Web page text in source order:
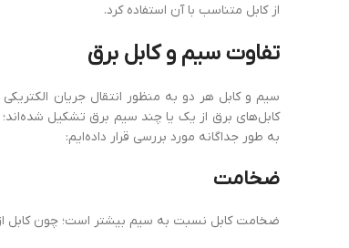
از کابل متناسب با آن استفاده کرد.
تفاوتسیم و کابل برق
سیم و کابل هر دو به منظور انتقال جریان
کابل‌های برق از یک یا چند سیم برق تشکیل
به ‌طور جداگانه مورد بررسی قرار داده‌ایم:
ضخامت
ضخامت کابل نسبت به سیم بیشتر است؛ چون کابل